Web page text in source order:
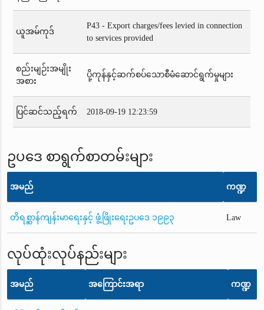
ယူအမ်ကုဒ်
P43 - Export charges/fees levied in connection
to services provided
စည်းမျဉ်းအမျိုး
အစား
ပို့ကုန်နှင့်ဆက်စပ်သောစီမံဆောင်ရွက်မှုများ
ပြင်ဆင်သည့်ရက် 2018-09-19 12:23:59
ဥပဒေ စာရွက်စာတမ်းများ
အမည် ကဏ္ဍ
တိရစ္ဆာန်ကျန်းမာရေးနှင့် ဖွံ့ဖြိုးရေးဥပဒေ ၁၉၉၃ Law
လုပ်ထုံးလုပ်နည်းများ
အမည် အကြောင်းအရာ ကဏ္ဍ